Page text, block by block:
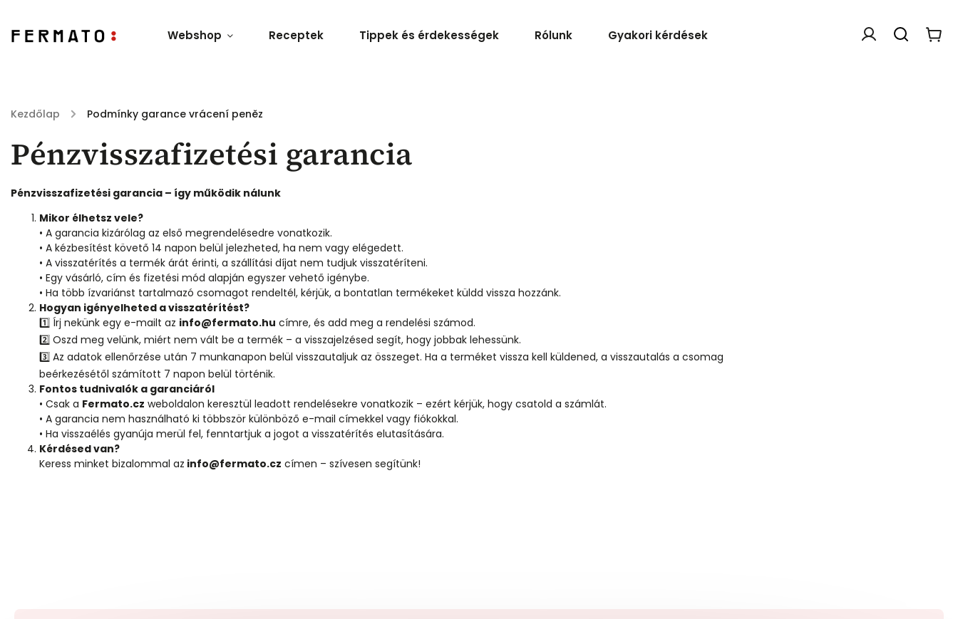
Webshop Receptek Tippek és érdekességek Rólunk Gyakori kérdések Webáruház értékelése
Kezdőlap / Podmínky garance vrácení peněz
Pénzvisszafizetési garancia
Pénzvisszafizetési garancia – így működik nálunk
Mikor élhetsz vele?
• A garancia kizárólag az első megrendelésedre vonatkozik.
• A kézbesítést követő 14 napon belül jelezheted, ha nem vagy elégedett.
• A visszatérítés a termék árát érinti, a szállítási díjat nem tudjuk visszatéríteni.
• Egy vásárló, cím és fizetési mód alapján egyszer vehető igénybe.
• Ha több ízvariánst tartalmazó csomagot rendeltél, kérjük, a bontatlan termékeket küldd vissza hozzánk.
Hogyan igényelheted a visszatérítést?
1️⃣ Írj nekünk egy e-mailt az info@fermato.hu címre, és add meg a rendelési számod.
2️⃣ Oszd meg velünk, miért nem vált be a termék – a visszajelzésed segít, hogy jobbak lehessünk.
3️⃣ Az adatok ellenőrzése után 7 munkanapon belül visszautaljuk az összeget. Ha a terméket vissza kell küldened, a visszautalás a csomag
beérkezésétől számított 7 napon belül történik.
Fontos tudnivalók a garanciáról
• Csak a Fermato.cz weboldalon keresztül leadott rendelésekre vonatkozik – ezért kérjük, hogy csatold a számlát.
• A garancia nem használható ki többször különböző e-mail címekkel vagy fiókokkal.
• Ha visszaélés gyanúja merül fel, fenntartjuk a jogot a visszatérítés elutasítására.
Kérdésed van?
Keress minket bizalommal az info@fermato.cz címen – szívesen segítünk!